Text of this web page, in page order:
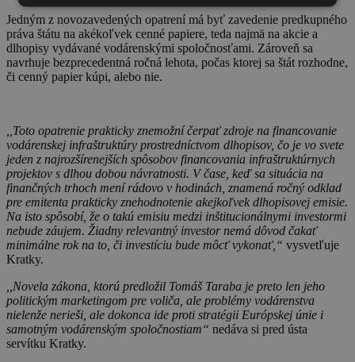
Jedným z novozavedených opatrení má byť zavedenie predkupného
práva štátu na akékoľvek cenné papiere, teda najmä na akcie a
dlhopisy vydávané vodárenskými spoločnosťami. Zároveň sa
navrhuje bezprecedentná ročná lehota, počas ktorej sa štát rozhodne,
či cenný papier kúpi, alebo nie.
,,Toto opatrenie prakticky znemožní čerpať zdroje na financovanie
vodárenskej infraštruktúry prostredníctvom dlhopisov, čo je vo svete
jeden z najrozšírenejších spôsobov financovania infraštruktúrnych
projektov s dlhou dobou návratnosti. V čase, keď sa situácia na
finančných trhoch mení rádovo v hodinách, znamená ročný odklad
pre emitenta prakticky znehodnotenie akejkoľvek dlhopisovej emisie.
Na isto spôsobí, že o takú emisiu medzi inštitucionálnymi investormi
nebude záujem. Žiadny relevantný investor nemá dôvod čakať
minimálne rok na to, či investíciu bude môcť vykonať,“ vysvetľuje
Kratky.
,,Novela zákona, ktorú predložil Tomáš Taraba je preto len jeho
politickým marketingom pre voliča, ale problémy vodárenstva
nielenže nerieši, ale dokonca ide proti stratégii Európskej únie i
samotným vodárenským spoločnostiam“ nedáva si pred ústa
servítku Kratky.